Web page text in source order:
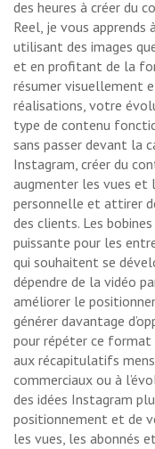
des heures à créer du
Reel, je vous apprends
utilisant des images
et en profitant de la
résumer visuellement
réalisations, votre
type de contenu
sans passer devant la
Instagram, créer du
augmenter les vues et
personnelle et attirer
des clients. Les
puissante pour les
qui souhaitent se
dépendre de la vidéo
améliorer le
générer davantage
pour répéter ce format
aux récapitulatifs
commerciaux ou à
des idées Instagram
positionnement et de
les vues, les abonnés